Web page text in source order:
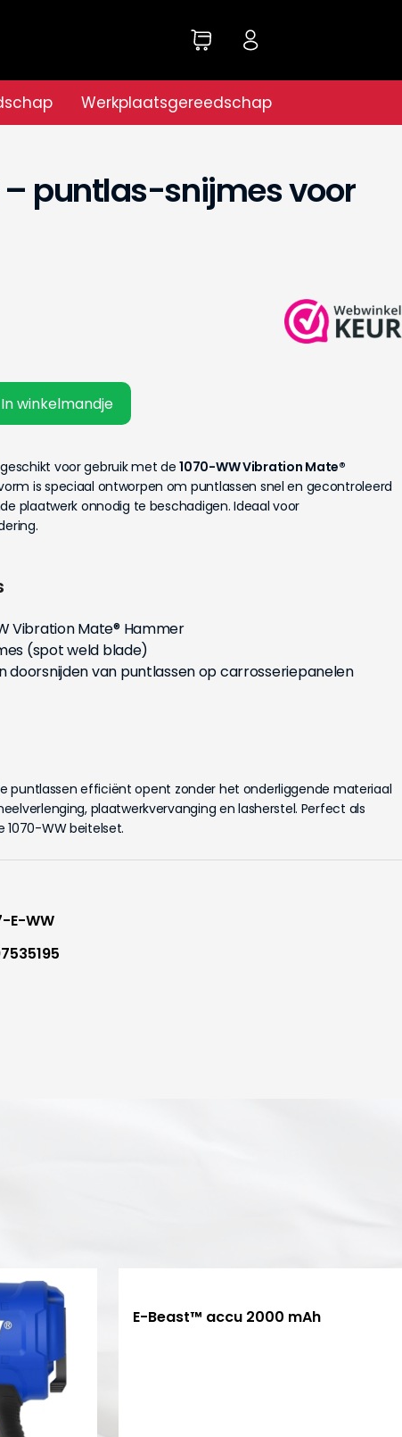
Werkplaatsgereedschap
puntlas-snijmes voor
In winkelmandje
voor gebruik met de1070-WW Vibration Mate®
is speciaal ontworpen om puntlassen snel en gecontroleerd
plaatwerk onnodig te beschadigen. Ideaal voor
Vibration Mate® Hammer
(spot weld blade)
doorsnijden van puntlassen op carrosseriepanelen
puntlassen efficiënt opent zonder het onderliggende materiaal
plaatwerkvervanging en lasherstel. Perfect als
1070-WW beitelset.
E-WW
E-Beast™ accu 2000 mAh